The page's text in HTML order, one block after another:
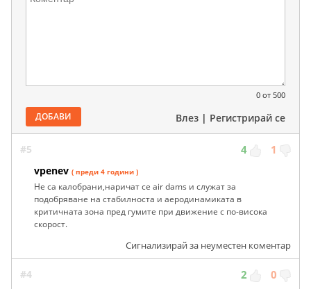
0 от 500
ДОБАВИ Влез | Регистрирай се
#5 4 1
vpenev ( преди 4 години )
Не са калобрани,наричат се air dams и служат за
подобряване на стабилноста и аеродинамиката в
критичната зона пред гумите при движение с по-висока
скорост.
Сигнализирай за неуместен коментар
#4 2 0